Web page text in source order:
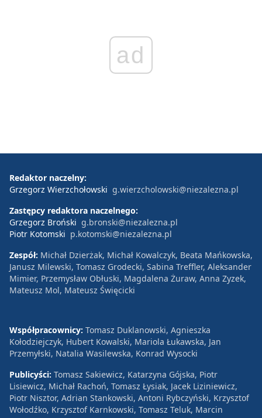
ad
Redaktor naczelny:
Grzegorz Wierzchołowski g.wierzcholowski@niezalezna.pl
Zastępcy redaktora naczelnego:
Grzegorz Broński g.bronski@niezalezna.pl
Piotr Kotomski p.kotomski@niezalezna.pl
Zespół: Michał Dzierżak, Michał Kowalczyk, Beata Mańkowska,
Janusz Milewski, Tomasz Grodecki, Sabina Treffler, Aleksander
Mimier, Przemysław Obłuski, Magdalena Żuraw, Anna Zyzek,
Mateusz Mol, Mateusz Święcicki
Współpracownicy: Tomasz Duklanowski, Agnieszka
Kołodziejczyk, Hubert Kowalski, Mariola Łukawska, Jan
Przemyłski, Natalia Wasilewska, Konrad Wysocki
Publicyści: Tomasz Sakiewicz, Katarzyna Gójska, Piotr
Lisiewicz, Michał Rachoń, Tomasz Łysiak, Jacek Liziniewicz,
Piotr Nisztor, Adrian Stankowski, Antoni Rybczyński, Krzysztof
Wołodźko, Krzysztof Karnkowski, Tomasz Teluk, Marcin